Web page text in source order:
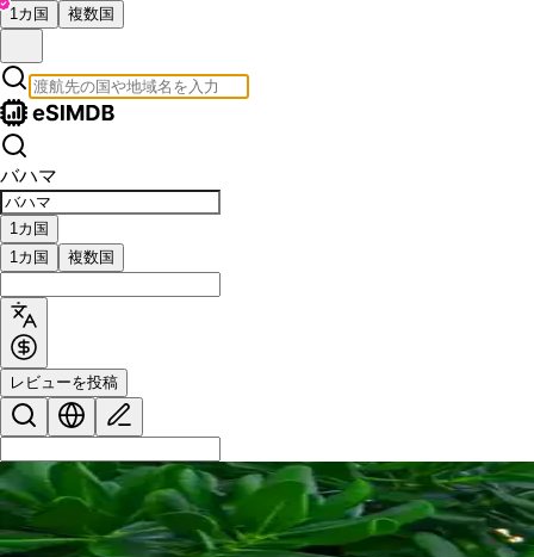
1カ国 複数国
バハマ
1カ国
1カ国
複数国
レビューを投稿